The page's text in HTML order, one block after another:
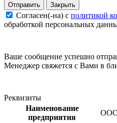
Закрыть
Согласен(-на) c политикой
обработкой персональных
Ваше сообщение успешно
Менеджер свяжется с Вами в
Реквизиты
Наименование
предприятия
ООО